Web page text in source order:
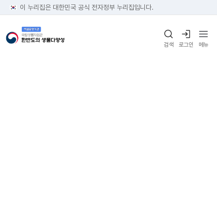
이 누리집은 대한민국 공식 전자정부 누리집입니다.
검색 로그인 메뉴